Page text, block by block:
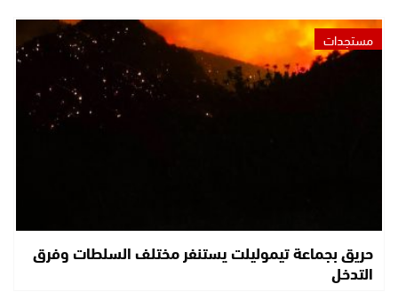
مستجدات
حريق بجماعة تيموليلت يستنفر مختلف السلطات وفرق
التدخل